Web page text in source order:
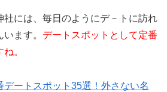
社には、毎日のようにデ－トに訪れ
ます。 デートスポットとして定番
。
デートスポット35選！外さない名